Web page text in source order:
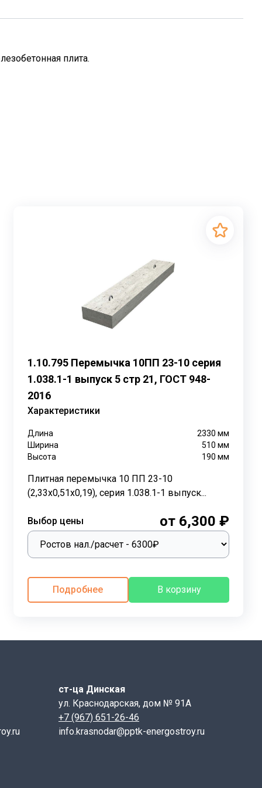
плита.
этой нагрузки на простенки –
марки В15 (М200).Этот бетон характеризуется
с помощью плоских стальных каркасов
и несущую способность. Масса одной такой
перемычки могут изготавливаться со
устройствами. Особо прочные перемычки,
в районах с высокой сейсмической
в сейсмически опасных зонах.
бетона может варьироваться от F50 до F500
конструкции даже в суровых климатических
боковых и торцевых граней. В этом случае
Это технологическое решение позволяет
и технологичный элемент строительных
обратить внимание на соответствие всех
идентификацию изделия, учитывая его
используемая в маркировке, позволяет
1.10.795 Перемычка 10ПП 23-10 серия
1.038.1-1 выпуск 5 стр 21, ГОСТ 948-
2016
Характеристики
Длина 2330 мм
Ширина
510 мм
Высота
190 мм
Плитная перемычка 10 ПП 23-10
(2,33х0,51х0,19), серия 1.038.1-1 выпуск...
Выбор цены от 6,300 ₽
Подробнее В корзину
ст-ца Динская
ул. Краснодарская, дом № 91А
+7 (967) 651-26-46
info.krasnodar@pptk-energostroy.ru